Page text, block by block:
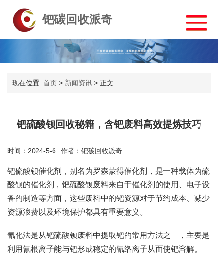
钯碳回收派奇
现在位置: 首页 > 新闻资讯 > 正文
钯硫酸钡回收秘籍，含钯废料高效提炼技巧
时间：2024-5-6 作者：钯碳回收派奇
钯硫酸钡催化剂，别名为罗森蒙得催化剂，是一种载体为硫
酸钡的催化剂，钯硫酸钡废料来自于催化剂的使用、电子设
备的制造等方面，这些废料中的钯资源对于节约成本、减少
资源浪费以及环境保护都具有重要意义。
氰化法是从钯硫酸钡废料中提取钯的常用方法之一，主要是
利用氰根离子能与钯形成稳定的氰络离子从而使钯溶解。